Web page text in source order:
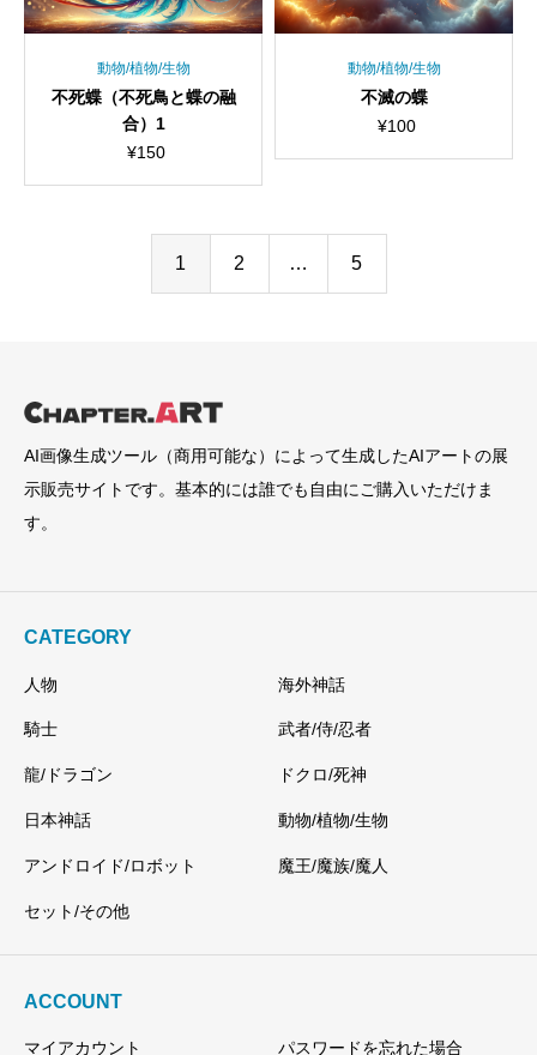
動物/植物/生物
不死蝶（不死鳥と蝶の融
合）1
¥150
動物/植物/生物
不滅の蝶
¥100
1 2 … 5
AI画像生成ツール（商用可能な）によって生成したAIアートの展
示販売サイトです。基本的には誰でも自由にご購入いただけま
す。
CATEGORY
人物 海外神話
騎士 武者/侍/忍者
龍/ドラゴン ドクロ/死神
日本神話 動物/植物/生物
アンドロイド/ロボット 魔王/魔族/魔人
セット/その他
ACCOUNT
マイアカウント パスワードを忘れた場合